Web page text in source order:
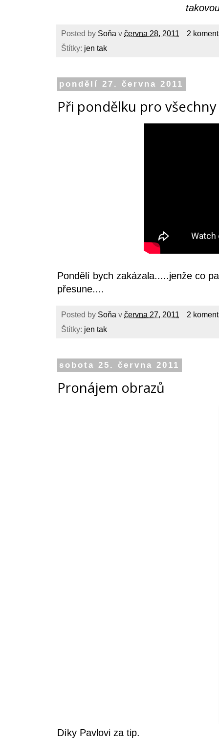
Posted by Soňa v června 28, 2011
2
Štítky: jen tak
pondělí 27. června 2011
Při pondělku pro
Pondělí bych zakázala.....jenže co
přesune....
Posted by Soňa v června 27, 2011
2
Štítky: jen tak
sobota 25. června 2011
Pronájem obrazů
Díky Pavlovi za tip.